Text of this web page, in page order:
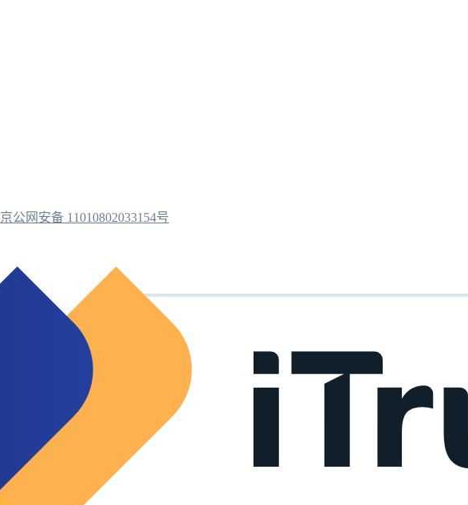
京公网安备 11010802033154号